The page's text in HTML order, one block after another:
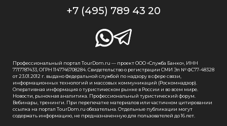
+7 (495) 789 43 20
Профессиональный портал TourDom.ru — проект ООО «Служба Банко», ИНН
7717787433, ОГРН 1147746708284. Свидетельство о регистрации СМИ Эл № ФС77-48328
от 23.01.2012 г. выдано Федеральной службой по надзору в сфере связи,
информационных технологий и массовых коммуникаций (Роскомнадзор).
Оперативная информация о туристическом рынке в России и во всем мире.
Новости, рыночная аналитика. Профессиональный туристический форум.
Вебинары, тренинги. При перепечатке материалов или частичном цитировании
ссылка на портал TourDom.ru обязательна. Отдельные публикации могут
содержать информацию, не предназначенную для пользователей до 16 лет.